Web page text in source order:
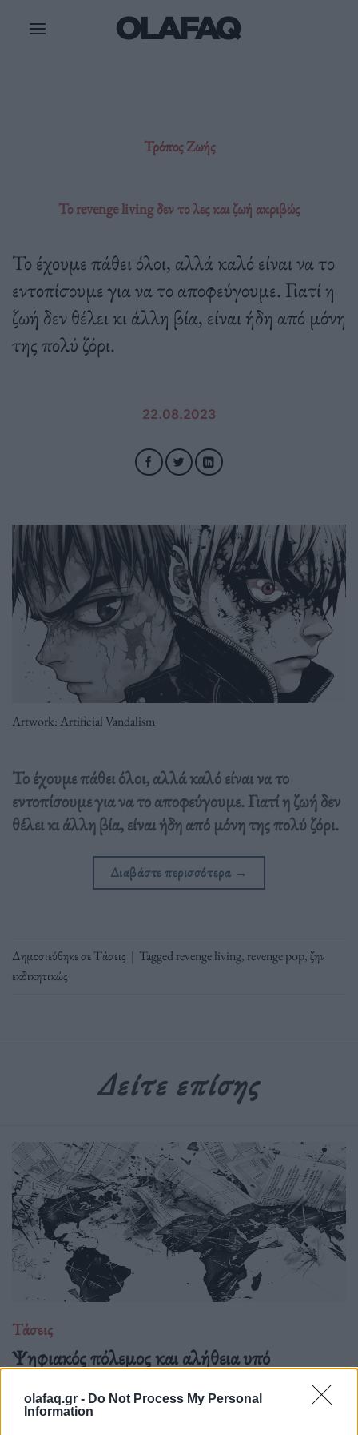
olafaq.gr - Do Not Process My Personal
Information
Τρόπος Ζωής
Το revenge living δεν το λες και ζωή ακριβώς
Το έχουμε πάθει όλοι, αλλά καλό είναι να το
εντοπίσουμε για να το αποφεύγουμε. Γιατί η
ζωή δεν θέλει κι άλλη βία, είναι ήδη από μόνη
της πολύ ζόρι.
22.08.2023
Artwork: Artificial Vandalism
Το έχουμε πάθει όλοι, αλλά καλό είναι να το
εντοπίσουμε για να το αποφεύγουμε. Γιατί η ζωή δεν
θέλει κι άλλη βία, είναι ήδη από μόνη της πολύ ζόρι.
Διαβάστε περισσότερα →
Δημοσιεύθηκε σεΤάσεις | Taggedrevenge living, revenge pop,ζην
εκδικητικώς
Δείτε επίσης
Τάσεις
Ψηφιακός πόλεμος και αλήθεια υπό
04.05.26